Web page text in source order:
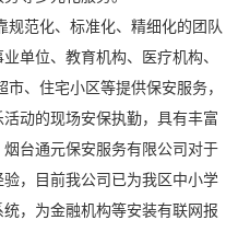
范化、标准化、精细化的团队
单位、教育机构、医疗机构、
、住宅小区等提供保安服务，
动的现场安保执勤，具有丰富
台通元保安服务有限公司对于
，目前我公司已为我区中小学
，为金融机构等安装有联网报